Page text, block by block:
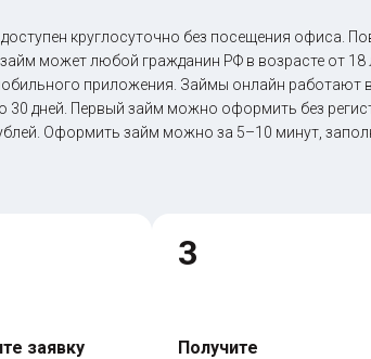
круглосуточно без посещения офиса.
может любой гражданин РФ в возрасте от
приложения. Займы онлайн работают
30 дней. Первый займ можно оформить без
Оформить займ можно за 5–10 минут,
заявку
3
Получите